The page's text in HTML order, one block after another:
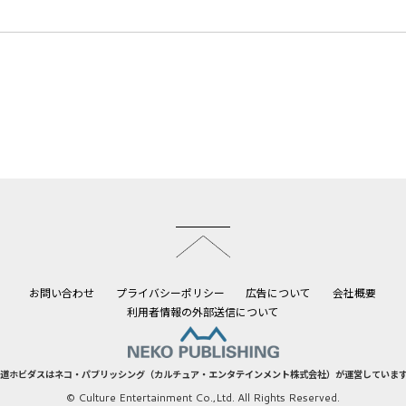
お問い合わせ プライバシーポリシー 広告について
会社概要
利用者情報の外部送信について
ホビダスはネコ・パブリッシング（カルチュア・エンタテインメント株式会社）が運営していま
© Culture Entertainment Co.,Ltd. All Rights Reserved.